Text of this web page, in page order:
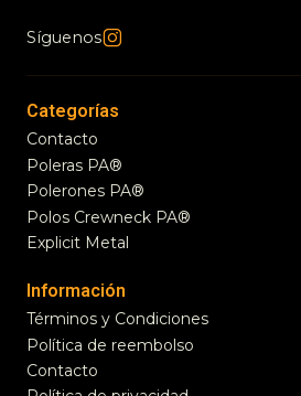
Síguenos
Categorías
Contacto
Poleras PA®
Polerones PA®
Polos Crewneck PA®
Explicit Metal
Información
Términos y Condiciones
Política de reembolso
Contacto